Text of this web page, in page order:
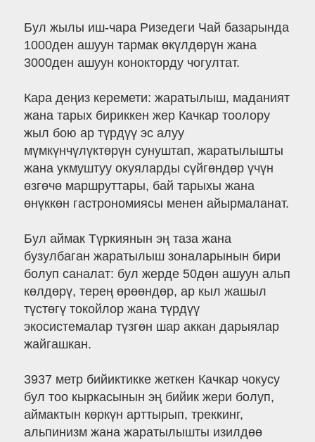
Бул жылы иш-чара Ризедеги Чай базарында
1000ден ашуун тармак өкүлдөрүн жана
3000ден ашуун конокторду чогултат.
Кара деңиз керемети: жаратылыш, маданият
жана тарых бириккен жер Качкар тоолору
жыл бою ар түрдүү эс алуу
мүмкүнчүлүктөрүн сунуштап, жаратылышты
жана укмуштуу окуяларды сүйгөндөр үчүн
өзгөчө маршруттары, бай тарыхы жана
өнүккөн гастрономиясы менен айырмаланат.
Бул аймак Түркиянын эң таза жана
бузулбаган жаратылыш зоналарынын бири
болуп саналат: бул жерде 50дөн ашуун альп
көлдөрү, терең өрөөндөр, ар кыл жашыл
түстөгү токойлор жана түрдүү
экосистемалар түзгөн шар аккан дарыялар
жайгашкан.
3937 метр бийиктикке жеткен Качкар чокусу
бул тоо кыркасынын эң бийик жери болуп,
аймактын көркүн арттырып, треккинг,
альпинизм жана жаратылышты изилдөө